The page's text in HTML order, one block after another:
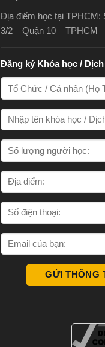
Địa điểm học tại
3/2 – Quận 10 – TPHCM
Đăng ký Khóa học /